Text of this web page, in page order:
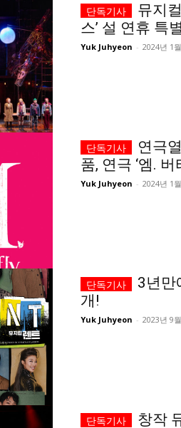
뮤지
스’ 설 연휴 특
Yuk Juhyeon - 2024년 1
연극
품, 연극 ‘엠.
Yuk Juhyeon - 2024년 1
3년만
개!
Yuk Juhyeon - 2023년 9
창작